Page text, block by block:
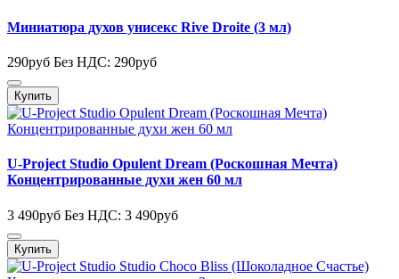
Миниатюра духов унисекс Rive Droite (3 мл)
290руб Без НДС: 290руб
Купить
U-Project Studio Opulent Dream (Роскошная Мечта)
Концентрированные духи жен 60 мл
3 490руб Без НДС: 3 490руб
Купить